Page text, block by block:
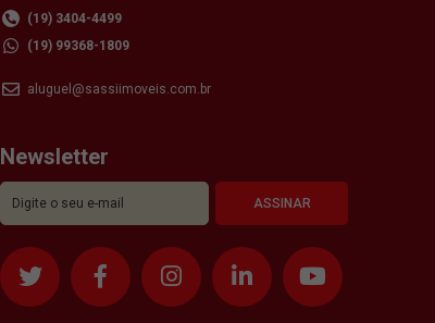
(19) 3404-4499
(19) 99368-1809
aluguel@sassiimoveis.com.br
Newsletter